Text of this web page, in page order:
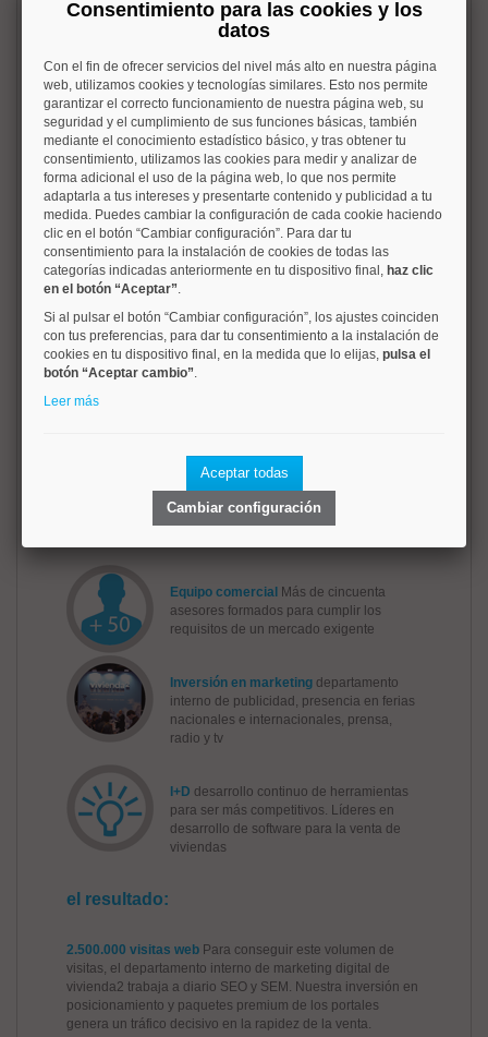
cada mes más de 15.000 visitas.
Tecnología, diseño y eficacia como armas
comerciales
Compradores internacionalesgracias a
nuestros acuerdos de colaboración con
Rusia, China, Latinoamérica y otras zonas
geográficas, seremos capaces de mostrar
tu propiedad mas allá de nuestra frontera
Cartera de clientes mantenemos una
media de más de 7000 demandas activas
compradores interesados
Análisis de mercado
Áreas privadasInformación en tiempo
real. A través de nuestra web podrá seguir
la publicidad, visitas y resultados de
Equipo comercial Más de cincuenta
asesores formados para cumplir los
requisitos de un mercado exigente
Inversión en marketing departamento
interno de publicidad, presencia en ferias
nacionales e internacionales, prensa,
radio y tv
I+D desarrollo continuo de herramientas
para ser más competitivos. Líderes en
desarrollo de software para la venta de
viviendas
el resultado:
2.500.000 visitas web Para conseguir este volumen de
visitas, el departamento interno de marketing digital de
vivienda2 trabaja a diario SEO y SEM. Nuestra inversión en
posicionamiento y paquetes premium de los portales
genera un tráfico decisivo en la rapidez de la venta.
Consentimiento para las cookies y los
datos
Con el fin de ofrecer servicios del nivel más alto en nuestra página
web, utilizamos cookies y tecnologías similares. Esto nos permite
garantizar el correcto funcionamiento de nuestra página web, su
seguridad y el cumplimiento de sus funciones básicas, también
mediante el conocimiento estadístico básico, y tras obtener tu
consentimiento, utilizamos las cookies para medir y analizar de
forma adicional el uso de la página web, lo que nos permite
adaptarla a tus intereses y presentarte contenido y publicidad a tu
medida. Puedes cambiar la configuración de cada cookie haciendo
clic en el botón “Cambiar configuración”. Para dar tu
consentimiento para la instalación de cookies de todas las
categorías indicadas anteriormente en tu dispositivo final, haz clic
en el botón “Aceptar”.
Si al pulsar el botón “Cambiar configuración”, los ajustes coinciden
con tus preferencias, para dar tu consentimiento a la instalación de
cookies en tu dispositivo final, en la medida que lo elijas, pulsa el
botón “Aceptar cambio”.
Leer más
Aceptar todas
Cambiar configuración